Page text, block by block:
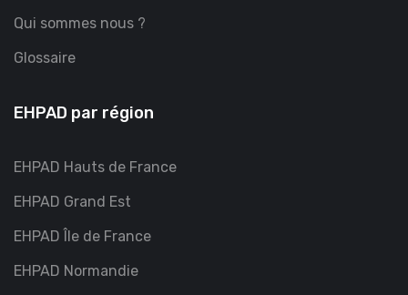
Qui sommes nous ?
Glossaire
EHPAD par région
EHPAD Hauts de France
EHPAD Grand Est
EHPAD Île de France
EHPAD Normandie